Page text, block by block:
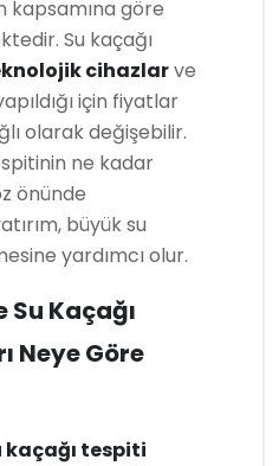
kapsamına göre
Su kaçağı
cihazlar
için fiyatlar
olarak değişebilir.
ne kadar
önünde
büyük su
yardımcı olur.
Kaçağı
Neye Göre
kaçağı tespiti